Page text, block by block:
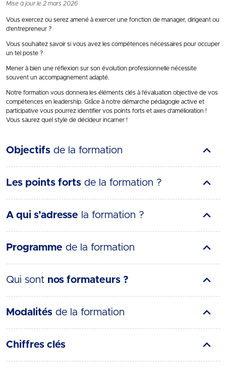
Mise à jour le 2 mars 2026
Vous exercez ou serez amené à exercer une fonction de manager, dirigeant ou
d’entrepreneur ?
Vous souhaitez savoir si vous avez les compétences nécessaires pour occuper
un tel poste ?
Mener à bien une réflexion sur son évolution professionnelle nécessite
souvent un accompagnement adapté.
Notre formation vous donnera les éléments clés à l’évaluation objective de vos
compétences en leadership. Grâce à notre démarche pédagogie active et
participative vous pourrez identifier vos points forts et axes d’amélioration !
Vous saurez quel style de décideur incarner !
Objectifs de la formation
Les points forts de la formation ?
A qui s’adresse la formation ?
Programme de la formation
Qui sont nos formateurs ?
Modalités de la formation
Chiffres clés